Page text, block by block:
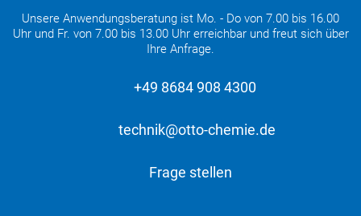
Unsere Anwendungsberatung ist Mo. - Do von 7.00 bis 16.00
Uhr und Fr. von 7.00 bis 13.00 Uhr erreichbar und freut sich über
Ihre Anfrage.
+49 8684 908 4300
technik@otto-chemie.de
Frage stellen